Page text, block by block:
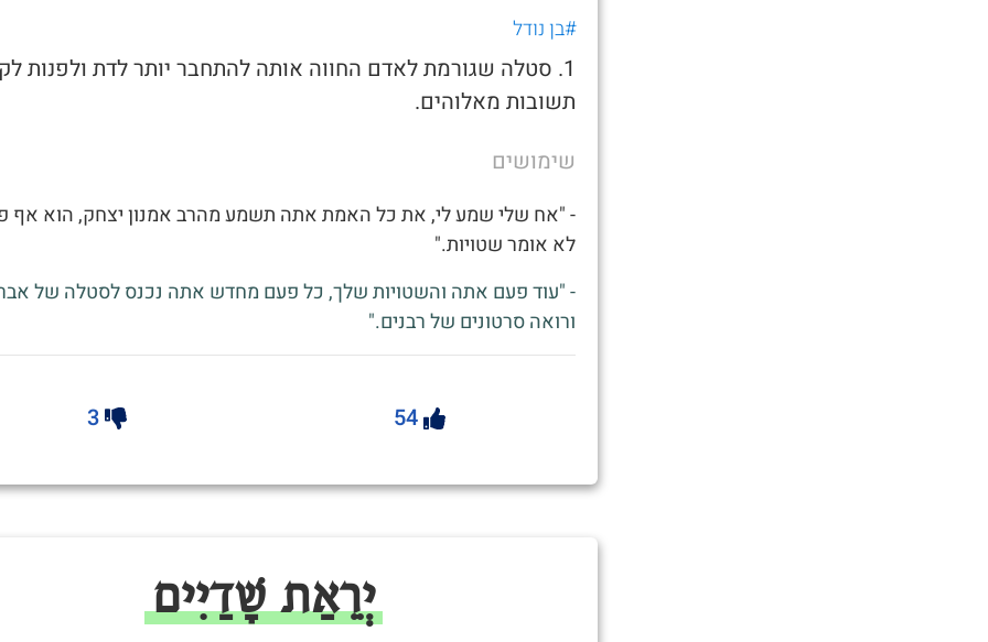
#בן נודל
1. סטלה שגורמת לאדם החווה אותה להתחבר יותר לדת ולפנות
תשובות מאלוהים.
שימושים
- "אח שלי שמע לי, את כל האמת אתה תשמע מהרב אמנון יצחק, הוא אף
לא אומר שטויות."
- "עוד פעם אתה והשטויות שלך, כל פעם מחדש אתה נכנס לסטלה של
ורואה סרטונים של רבנים."
54
3
יְרֵאַת שָׁדַיִים